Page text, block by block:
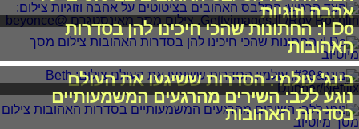
אהבה וזוגיות
I Do: החתונות שהכי חיכינו להן בסדרות
האהובות
בינג' עולמי: הסדרות ששיגעו את העולם
נוגע ללב: השירים מהרגעים המשמעותיים
בסדרות האהובות